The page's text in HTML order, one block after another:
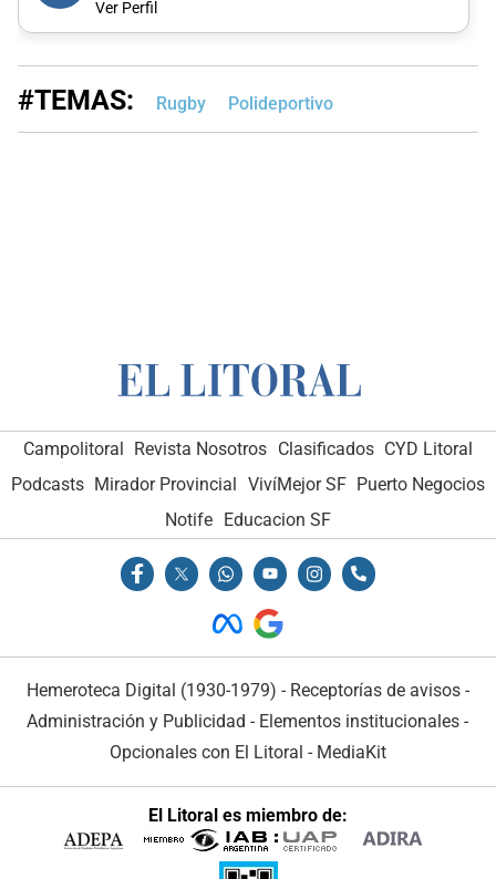
Ver Perfil
#TEMAS: Rugby Polideportivo
Campolitoral Revista Nosotros Clasificados CYD Litoral
Podcasts Mirador Provincial VivíMejor SF Puerto Negocios
Notife
Educacion SF
Hemeroteca Digital (1930-1979) - Receptorías de avisos -
Administración y Publicidad - Elementos institucionales -
Opcionales con El Litoral - MediaKit
El Litoral es miembro de: